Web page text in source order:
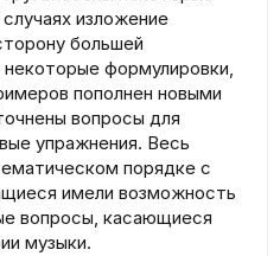
изложение
большей
некоторые формулировки,
пополнен новыми
вопросы для
упражнения. Весь
порядке с
имели возможность
вопросы, касающиеся
музыки.